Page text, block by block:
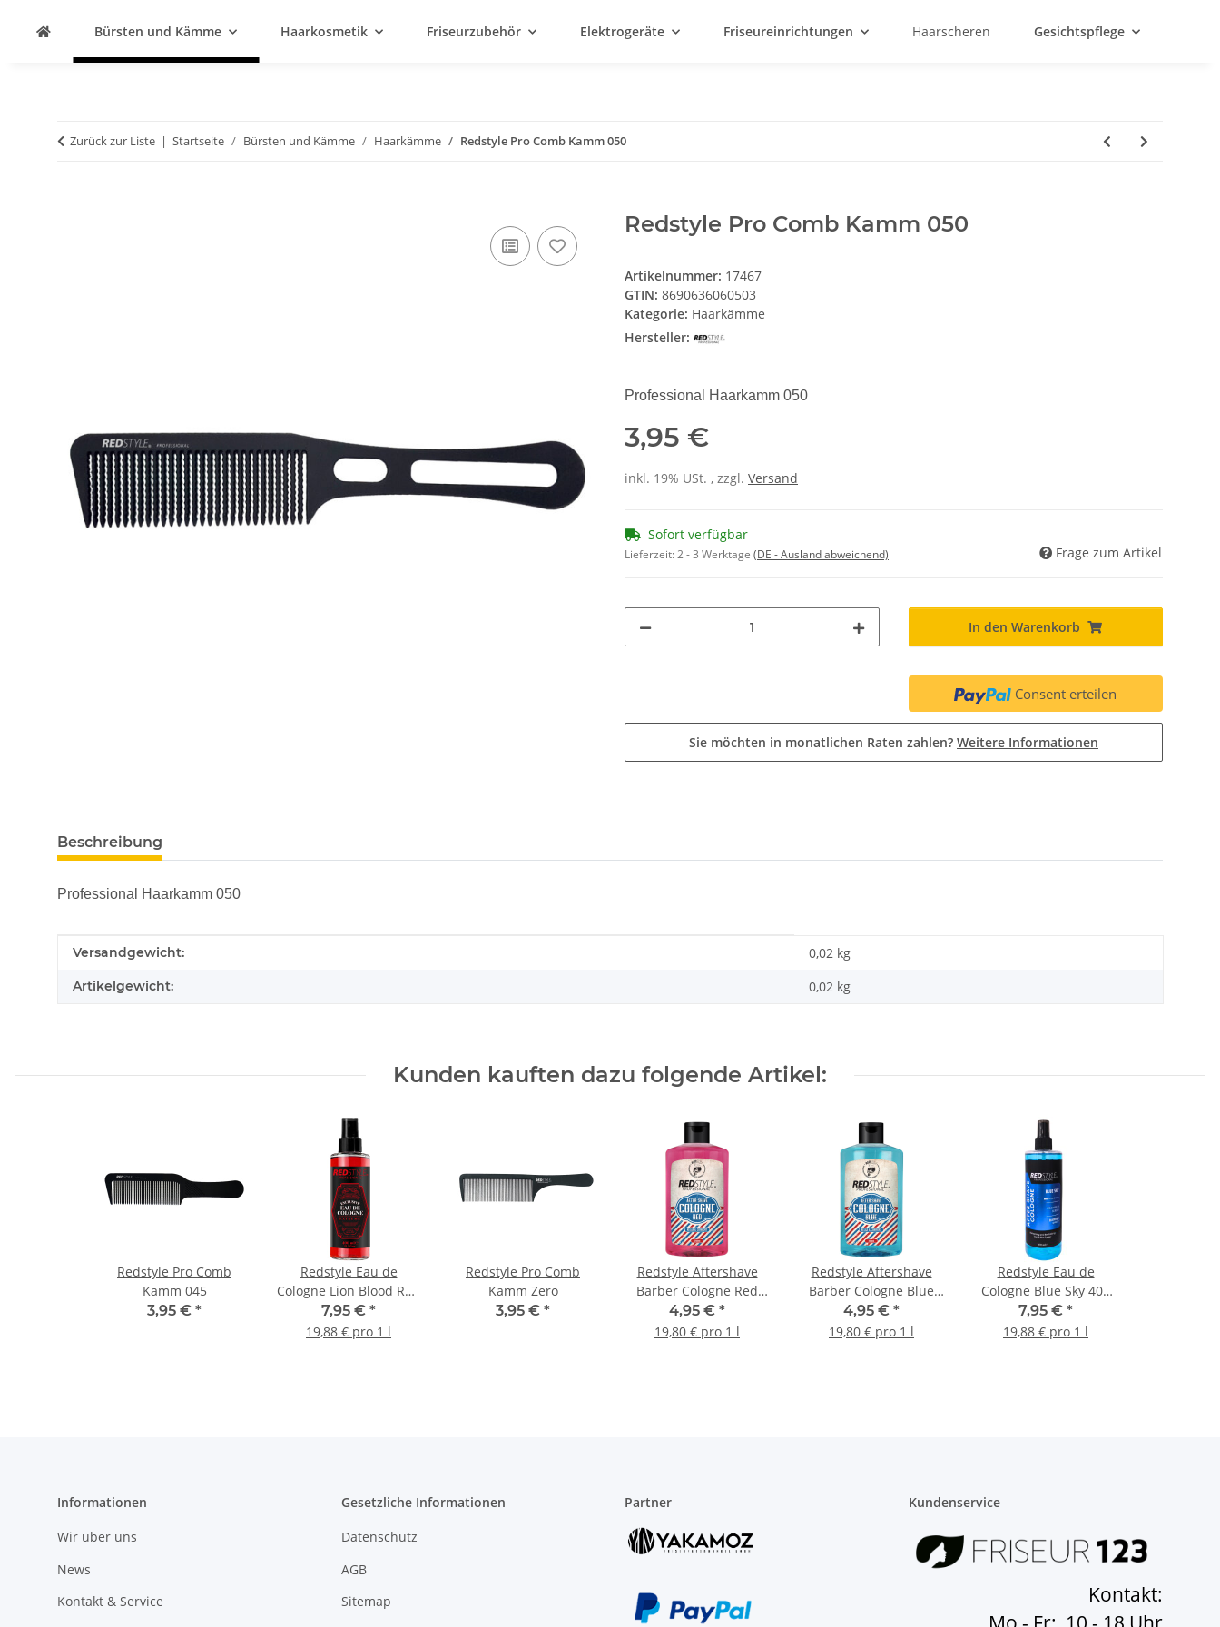
Bürsten und Kämme Haarkosmetik Friseurzubehör Elektrogeräte Friseureinrichtungen Haarscheren Gesichtspflege
Zurück zur Liste Startseite Bürsten und Kämme Haarkämme Redstyle Pro Comb Kamm 050
Redstyle Pro Comb Kamm 050
Artikelnummer: 17467
GTIN: 8690636060503
Kategorie: Haarkämme
Hersteller:
Professional Haarkamm 050
3,95 €
inkl. 19% USt. , zzgl. Versand
Sofort verfügbar
Lieferzeit:2 - 3 Werktage (DE - Ausland abweichend) Frage zum Artikel
In den Warenkorb
Consent erteilen
Sie möchten in monatlichen Raten zahlen? Weitere Informationen
Beschreibung
Professional Haarkamm 050
Produkteigenschaft
Wert
Versandgewicht: 0,02 kg
Artikelgewicht: 0,02 kg
Kunden kauften dazu folgende Artikel:
Redstyle Pro Comb
Kamm 045
3,95 € *
Redstyle Eau de
Cologne Lion Blood Red
400 ml
7,95 € *
19,88 € pro 1 l
Redstyle Pro Comb
Kamm Zero
3,95 € *
Redstyle Aftershave
Barber Cologne Red
250 ml
4,95 € *
19,80 € pro 1 l
Redstyle Aftershave
Barber Cologne Blue
250 ml
4,95 € *
19,80 € pro 1 l
Redstyle Eau de
Cologne Blue Sky 400
ml
7,95 € *
19,88 € pro 1 l
Informationen
Wir über uns
News
Kontakt & Service
Gesetzliche Informationen
Datenschutz
AGB
Sitemap
Partner Kundenservice
Kontakt: